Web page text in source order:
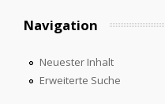
Navigation
Neuester Inhalt
Erweiterte Suche